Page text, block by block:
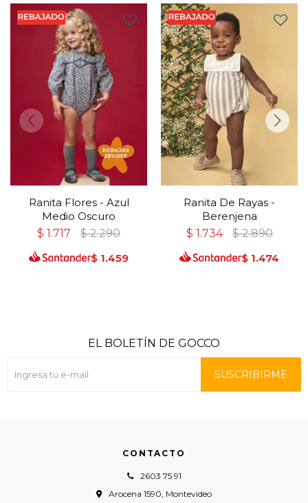
Ranita Flores - Azul
Medio Oscuro
$ 1.717 $ 2.290
$ 1.459
Ranita De Rayas -
Berenjena
$ 1.734 $ 2.890
$ 1.474
CONTACTO
2603 75 91
Arocena 1590, Montevideo
EL BOLETÍN DE GOCCO
SUSCRIBIRME